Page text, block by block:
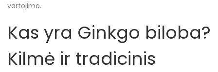
vartojimo.
Kas yra Ginkgo biloba?
Kilmė ir tradicinis